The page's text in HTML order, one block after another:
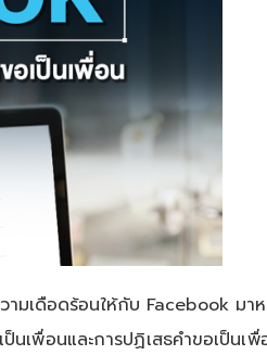
ดือดร้อนให้กับ Facebook มา
พื่อนและการปฏิเสธคำขอเป็นเพื่